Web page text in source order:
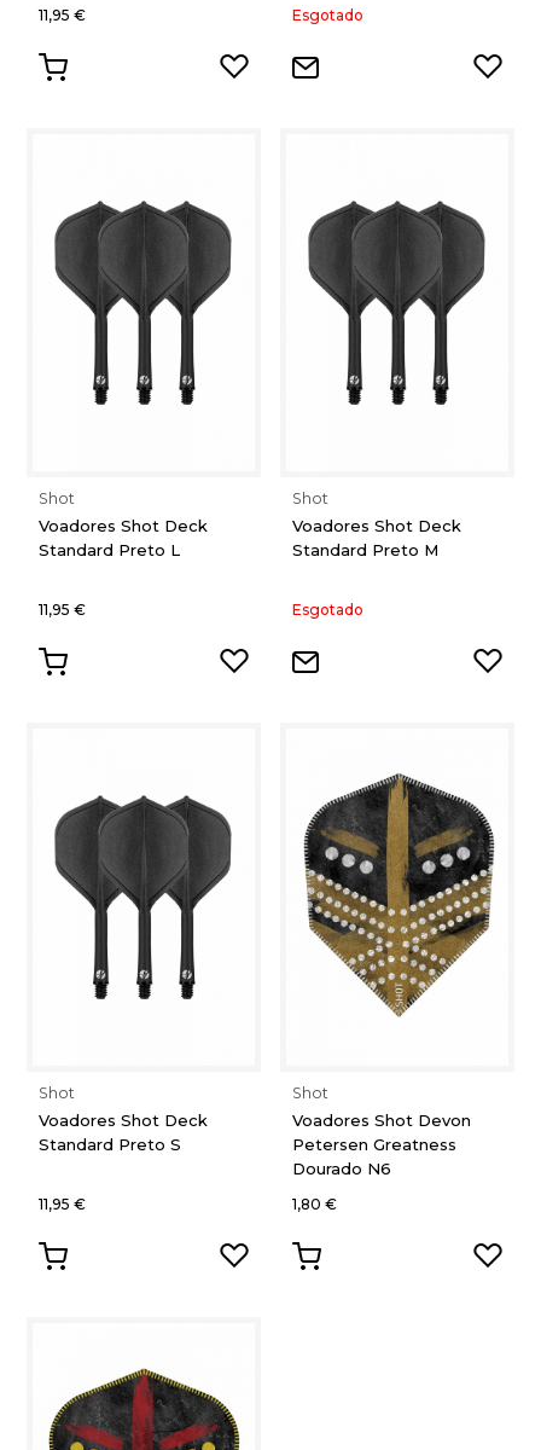
11,95 € Esgotado
Shot
Voadores Shot Deck
Standard Preto L
11,95 €
Shot
Voadores Shot Deck
Standard Preto M
Esgotado
Shot
Voadores Shot Deck
Standard Preto S
11,95 €
Shot
Voadores Shot Devon
Petersen Greatness
Dourado N6
1,80 €